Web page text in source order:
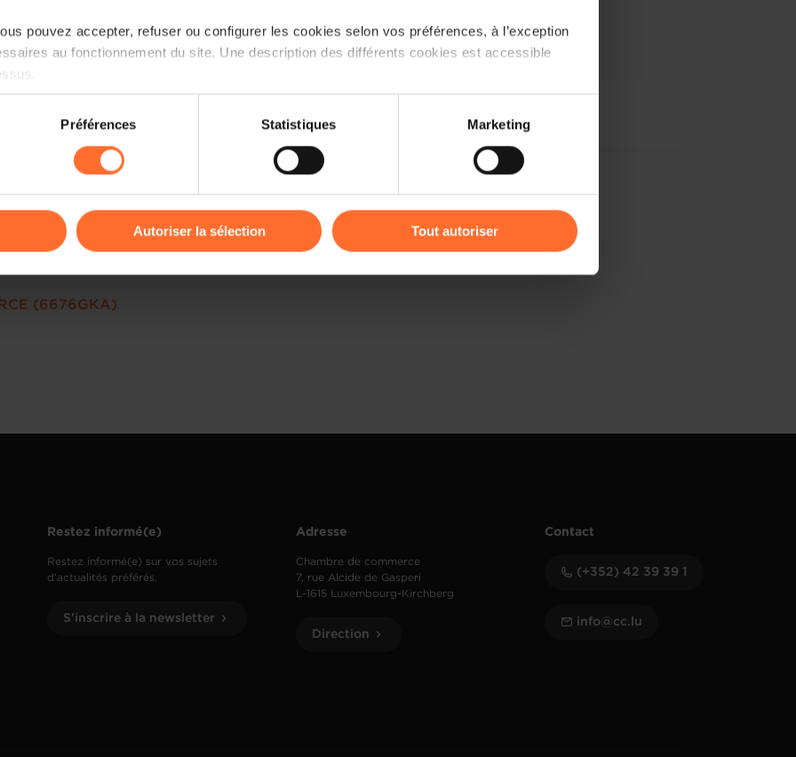
pouvez accepter, refuser ou configurer les cookies selon vos préférences, à l’exception
au fonctionnement du site. Une description des différents cookies est accessible
sur le site et certaines fonctionnalités (ex : lecture de vidéos, partage sur les réseaux
ou des cookies non nécessaires.
Préférences Statistiques Marketing
Autoriser la sélection Tout autoriser
(6676GKA)
Restez informé(e)
Restez informé(e) sur vos sujets
d’actualités préférés.
S'inscrire à la newsletter
Adresse
Chambre de commerce
7, rue Alcide de Gasperi
L-1615 Luxembourg-Kirchberg
Direction
Contact
(+352) 42 39 39 1
info@cc.lu